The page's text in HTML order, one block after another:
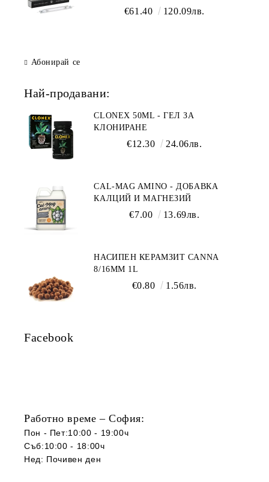
осветление€61.40 120.09лв.
Абонирай се
Най-продавани:
CLONEX 50ML - ГЕЛ ЗА
КЛОНИРАНЕ
€12.30 24.06лв.
CAL-MAG AMINO - ДОБАВКА
КАЛЦИЙ И МАГНЕЗИЙ
€7.00 13.69лв.
НАСИПЕН КЕРАМЗИТ CANNA
8/16ММ 1L
€0.80 1.56лв.
Facebook
Работно време – София:
Пон - Пет:10:00 - 19:00ч
Съб:10:00 - 18:00ч
Нед: Почивен ден